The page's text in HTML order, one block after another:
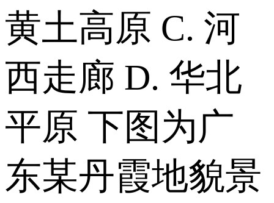
黄土高原 C. 河
西走廊 D. 华北
平原 下图为广
东某丹霞地貌景